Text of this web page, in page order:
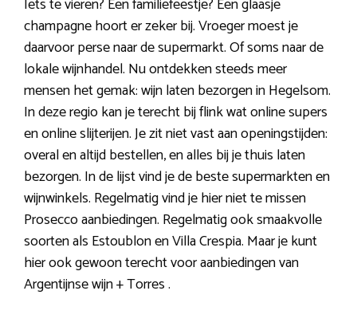
Iets te vieren? Een familiefeestje? Een glaasje
champagne hoort er zeker bij. Vroeger moest je
daarvoor perse naar de supermarkt. Of soms naar de
lokale wijnhandel. Nu ontdekken steeds meer
mensen het gemak: wijn laten bezorgen in Hegelsom.
In deze regio kan je terecht bij flink wat online supers
en online slijterijen. Je zit niet vast aan openingstijden:
overal en altijd bestellen, en alles bij je thuis laten
bezorgen. In de lijst vind je de beste supermarkten en
wijnwinkels. Regelmatig vind je hier niet te missen
Prosecco aanbiedingen. Regelmatig ook smaakvolle
soorten als Estoublon en Villa Crespia. Maar je kunt
hier ook gewoon terecht voor aanbiedingen van
Argentijnse wijn + Torres .